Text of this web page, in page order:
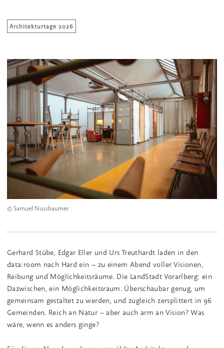
Architekturtage 2026
© Samuel Nussbaumer
Gerhard Stübe, Edgar Eller und Urs Treuthardt laden in den
data:room nach Hard ein – zu einem Abend voller Visionen,
Reibung und Möglichkeitsräume. Die LandStadt Vorarlberg: ein
Dazwischen, ein Möglichkeitsraum. Überschaubar genug, um
gemeinsam gestaltet zu werden, und zugleich zersplittert in 96
Gemeinden. Reich an Natur – aber auch arm an Vision? Was
wäre, wenn es anders ginge?